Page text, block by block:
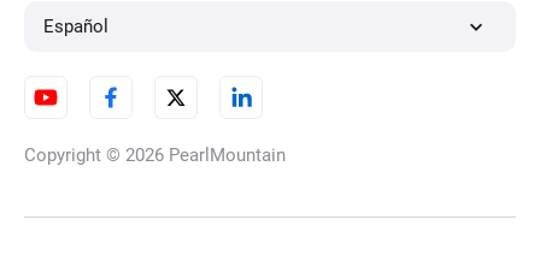
Español
Copyright © 2026 PearlMountain